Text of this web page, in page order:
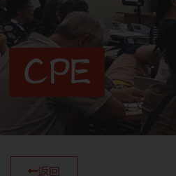
CPE
返回